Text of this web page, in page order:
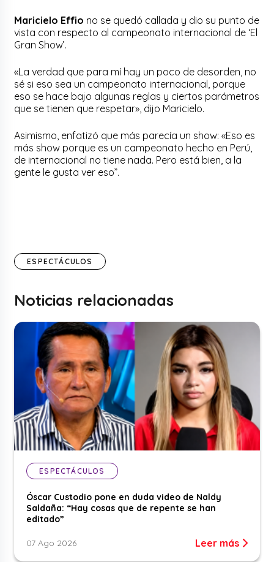
Maricielo Effio no se quedó callada y dio su punto de
vista con respecto al campeonato internacional de ‘El
Gran Show’.
«La verdad que para mí hay un poco de desorden, no
sé si eso sea un campeonato internacional, porque
eso se hace bajo algunas reglas y ciertos parámetros
que se tienen que respetar», dijo Maricielo.
Asimismo, enfatizó que más parecía un show: «Eso es
más show porque es un campeonato hecho en Perú,
de internacional no tiene nada. Pero está bien, a la
gente le gusta ver eso”.
ESPECTÁCULOS
Noticias relacionadas
ESPECTÁCULOS
Óscar Custodio pone en duda video de Naldy
Saldaña: “Hay cosas que de repente se han
editado”
07 Ago 2026 Leer más